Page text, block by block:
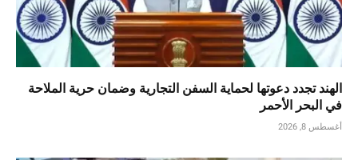
الهند تجدد دعوتها لحماية السفن التجارية وضمان حرية الملاحة
في البحر الأحمر
أغسطس 8, 2026